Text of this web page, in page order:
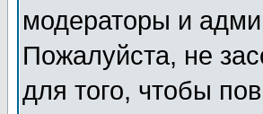
модераторы и
Пожалуйста, не
для того, чтобы